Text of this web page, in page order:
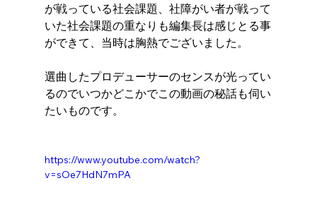
が戦っている社会課題、社障がい者が戦って
いた社会課題の重なりも編集長は感じとる事
ができて、当時は胸熱でございました。
選曲したプロデューサーのセンスが光ってい
るのでいつかどこかでこの動画の秘話も伺い
たいものです。
https://www.youtube.com/watch?
v=sOe7HdN7mPA